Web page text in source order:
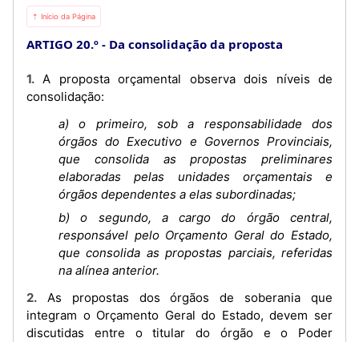
⇡ Início da Página
ARTIGO 20.º Da consolidação da proposta
1. A proposta orçamental observa dois níveis de
consolidação:
a) o primeiro, sob a responsabilidade dos
órgãos do Executivo e Governos Provinciais,
que consolida as propostas preliminares
elaboradas pelas unidades orçamentais e
órgãos dependentes a elas subordinadas;
b) o segundo, a cargo do órgão central,
responsável pelo Orçamento Geral do Estado,
que consolida as propostas parciais, referidas
na alínea anterior.
2. As propostas dos órgãos de soberania que
integram o Orçamento Geral do Estado, devem ser
discutidas entre o titular do órgão e o Poder